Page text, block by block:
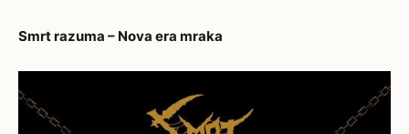
Smrt razuma – Nova era mraka